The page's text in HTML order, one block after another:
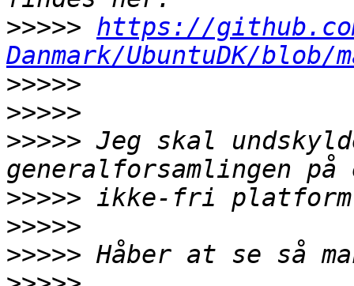
>>>>> https://
Danmark/UbuntuDK/
>>>>>
>>>>>
>>>>> Jeg skal
>>>>>
>>>>>
>>>>>